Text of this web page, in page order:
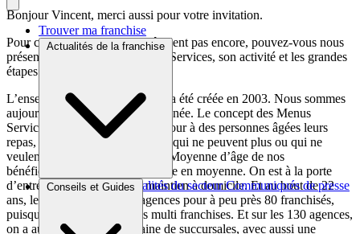
Trouver ma franchise
Actualités de la franchise
Brèves et actus Actualités du secteur Communiqués de presse
Conseils et Guides
Bonjour Vincent, merci aussi pour votre invitation.
Pour ceux qui ne vous connaîtraient pas encore, pouvez-vous nous
présenter l’enseigne Les Menus Services, son activité et les grandes
étapes de son développement ?
L’enseigne Les Menus Services a été créée en 2003. Nous sommes
aujourd’hui dans notre 22ème année. Le concept des Menus
Services, c’est de livrer chaque jour à des personnes âgées leurs
repas, donc des personnes âgées qui ne peuvent plus ou qui ne
veulent plus cuisiner chez elles. Moyenne d’âge de nos
bénéficiaires, 85 ans quand même en moyenne. On est à la porte
d’entrée, je dis souvent, du maintien à domicile. Et au bout de 22
ans, le réseau compte 130 agences pour à peu près 80 franchisés,
puisqu’on a aujourd’hui des multi franchises. Et sur les 130 agences,
on a aujourd’hui une douzaine de succursales, avec aussi une